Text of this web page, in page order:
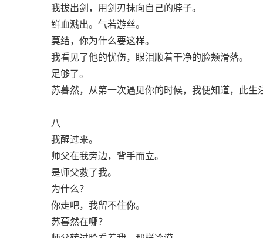
我拔出剑，用剑刃抹向自己的脖子。
鲜血溅出。气若游丝。
莫结，你为什么要这样。
我看见了他的忧伤，眼泪顺着干净的脸颊滑落。
足够了。
苏暮然，从第一次遇见你的时候，我便知道，此生
八
我醒过来。
师父在我旁边，背手而立。
是师父救了我。
为什么？
你走吧，我留不住你。
苏暮然在哪？